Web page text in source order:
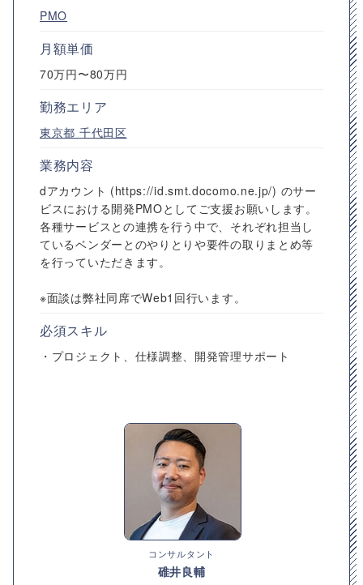
PMO
月額単価
70万円〜80万円
勤務エリア
東京都 千代田区
業務内容
dアカウント (https://id.smt.docomo.ne.jp/) のサー
ビスにおける開発PMOとしてご支援お願いします。
各種サービスとの連携を行う中で、それぞれ担当し
ているベンダーとのやりとりや要件の取りまとめ等
を行っていただきます。
※面談は弊社同席でWeb1回行います。
必須スキル
・プロジェクト、仕様調整、開発管理サポート
コンサルタント
碓井良輔